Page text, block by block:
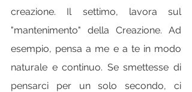
creazione. Il settimo, lavora sul
"mantenimento" della Creazione. Ad
esempio, pensa a me e a te in modo
naturale e continuo. Se smettesse di
pensarci per un solo secondo, ci